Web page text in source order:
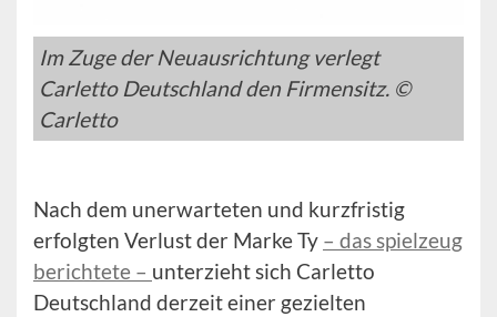
Im Zuge der Neuausrichtung verlegt
Carletto Deutschland den Firmensitz. ©
Carletto
Nach dem unerwarteten und kurzfristig
erfolgten Verlust der Marke Ty – das spielzeug
berichtete – unterzieht sich Carletto
Deutschland derzeit einer gezielten